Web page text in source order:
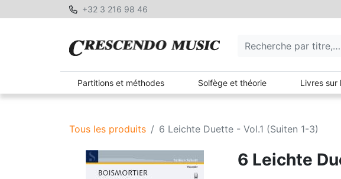
+32 3 216 98 46
Partitions et méthodes Solfège et théorie Livres sur
Tous les produits 6 Leichte Duette - Vol.1 (Suiten 1-3)
6 Leichte